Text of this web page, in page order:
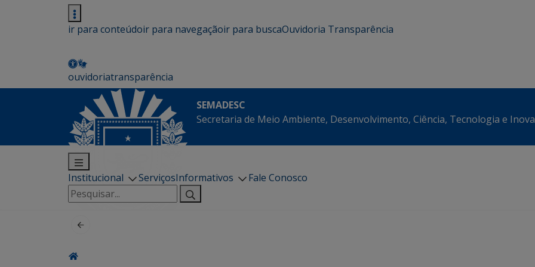
ir para conteúdoir para navegaçãoir para buscaOuvidoria Transparência
ouvidoriatransparência
SEMADESC
Secretaria de Meio Ambiente, Desenvolvimento, Ciência, Tecnologia e
Institucional ServiçosInformativos
Fale Conosco
Pesquisar
por: